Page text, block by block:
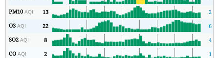
PM10AQI 13
2
O3AQI 22
6
SO2AQI 8
4
COAQI 2 1